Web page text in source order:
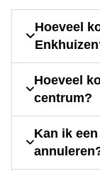
Hoeveel
Hoeveel
centrum?
Kan ik